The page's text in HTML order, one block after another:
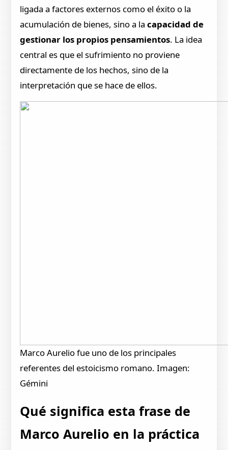
ligada a factores externos como el éxito o la
acumulación de bienes, sino a lacapacidad de
gestionar los propios pensamientos. La idea
central es que el sufrimiento no proviene
directamente de los hechos, sino de la
interpretación que se hace de ellos.
Marco Aurelio fue uno de los principales
referentes del estoicismo romano. Imagen:
Gémini
Qué significa esta frase de
Marco Aurelio en la práctica